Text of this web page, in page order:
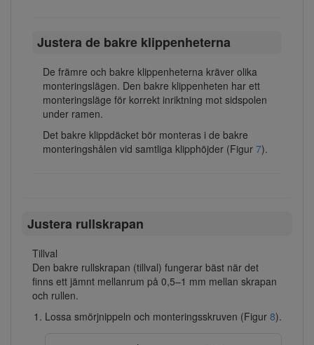
Justera de bakre klippenheterna
De främre och bakre klippenheterna kräver olika
monteringslägen. Den bakre klippenheten har ett
monteringsläge för korrekt inriktning mot sidspolen
under ramen.
Det bakre klippdäcket bör monteras i de bakre
monteringshålen vid samtliga klipphöjder (Figur 7).
Justera rullskrapan
Tillval
Den bakre rullskrapan (tillval) fungerar bäst när det
finns ett jämnt mellanrum på 0,5–1 mm mellan skrapan
och rullen.
Lossa smörjnippeln och monteringsskruven (Figur 8).